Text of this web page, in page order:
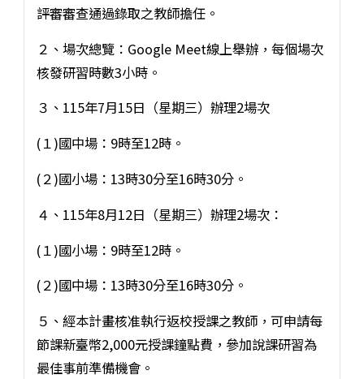
評審審查通過錄取之教師擔任。
２、場次總覽：Google Meet線上舉辦，每個場次
核發研習時數3小時。
３、115年7月15日（星期三）辦理2場次
(１)國中場：9時至12時。
(２)國小場：13時30分至16時30分。
４、115年8月12日（星期三）辦理2場次：
(１)國小場：9時至12時。
(２)國中場：13時30分至16時30分。
５、經本計畫核准執行返校授課之教師，可申請每
節課新臺幣2,000元授課鐘點費，參加說課研習為
最佳事前準備機會。